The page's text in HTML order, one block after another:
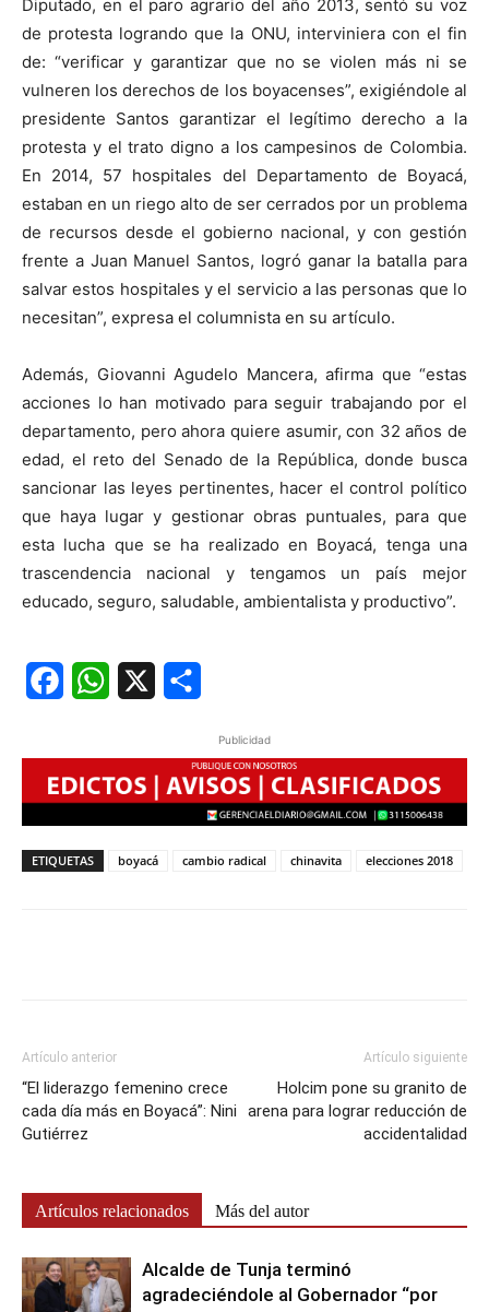
Diputado, en el paro agrario del año 2013, sentó su voz
de protesta logrando que la ONU, interviniera con el fin
de: “verificar y garantizar que no se violen más ni se
vulneren los derechos de los boyacenses”, exigiéndole al
presidente Santos garantizar el legítimo derecho a la
protesta y el trato digno a los campesinos de Colombia.
En 2014, 57 hospitales del Departamento de Boyacá,
estaban en un riego alto de ser cerrados por un problema
de recursos desde el gobierno nacional, y con gestión
frente a Juan Manuel Santos, logró ganar la batalla para
salvar estos hospitales y el servicio a las personas que lo
necesitan”, expresa el columnista en su artículo.
Además, Giovanni Agudelo Mancera, afirma que “estas
acciones lo han motivado para seguir trabajando por el
departamento, pero ahora quiere asumir, con 32 años de
edad, el reto del Senado de la República, donde busca
sancionar las leyes pertinentes, hacer el control político
que haya lugar y gestionar obras puntuales, para que
esta lucha que se ha realizado en Boyacá, tenga una
trascendencia nacional y tengamos un país mejor
educado, seguro, saludable, ambientalista y productivo”.
FacebookWhatsApp
Publicidad
ETIQUETAS boyacá cambio radical chinavita elecciones 2018
Artículo anterior
“El liderazgo femenino crece
cada día más en Boyacá”: Nini
Gutiérrez
Artículo siguiente
Holcim pone su granito de
arena para lograr reducción de
accidentalidad
Artículos relacionados Más del autor
Alcalde de Tunja terminó
agradeciéndole al Gobernador “por